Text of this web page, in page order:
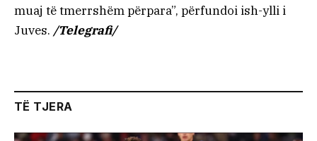
muaj të tmerrshëm përpara”, përfundoi ish-ylli i
Juves. /Telegrafi/
TË TJERA